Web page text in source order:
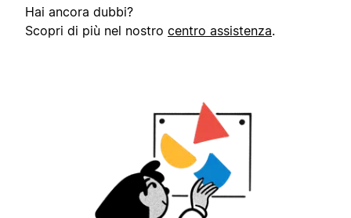
Hai ancora dubbi?
Scopri di più nel nostro centro assistenza.